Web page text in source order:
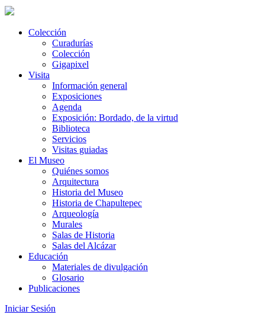
Colección
Curadurías
Colección
Gigapixel
Visita
Información general
Exposiciones
Agenda
Exposición: Bordado, de la virtud
Biblioteca
Servicios
Visitas guiadas
El Museo
Quiénes somos
Arquitectura
Historia del Museo
Historia de Chapultepec
Arqueología
Murales
Salas de Historia
Salas del Alcázar
Educación
Materiales de divulgación
Glosario
Publicaciones
Iniciar Sesión